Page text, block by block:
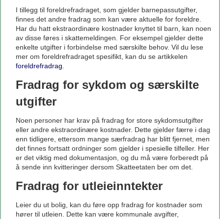
I tillegg til foreldrefradraget, som gjelder barnepassutgifter,
finnes det andre fradrag som kan være aktuelle for foreldre.
Har du hatt ekstraordinære kostnader knyttet til barn, kan noen
av disse føres i skattemeldingen. For eksempel gjelder dette
enkelte utgifter i forbindelse med særskilte behov. Vil du lese
mer om foreldrefradraget spesifikt, kan du se artikkelen
foreldrefradrag
Fradrag for sykdom og særskilte
utgifter
Noen personer har krav på fradrag for store sykdomsutgifter
eller andre ekstraordinære kostnader. Dette gjelder færre i dag
enn tidligere, ettersom mange særfradrag har blitt fjernet, men
det finnes fortsatt ordninger som gjelder i spesielle tilfeller. Her
er det viktig med dokumentasjon, og du må være forberedt på
å sende inn kvitteringer dersom Skatteetaten ber om det.
Fradrag for utleieinntekter
Leier du ut bolig, kan du føre opp fradrag for kostnader som
hører til utleien. Dette kan være kommunale avgifter,